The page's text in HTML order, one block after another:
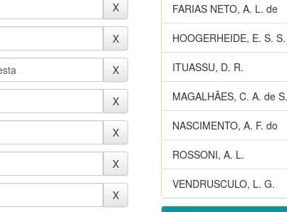
FARIAS NETO, A. L. de
HOOGERHEIDE, E. S. S.
ITUASSU, D. R.
MAGALHÃES, C. A. de S.
NASCIMENTO, A. F. do
ROSSONI, A. L.
VENDRUSCULO, L. G.